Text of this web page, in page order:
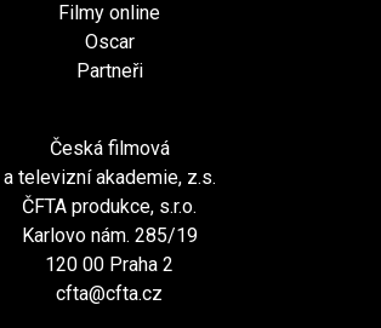
Filmy online
Oscar
Partneři
Česká filmová
a televizní akademie, z.s.
ČFTA produkce, s.r.o.
Karlovo nám. 285/19
120 00 Praha 2
cfta@cfta.cz